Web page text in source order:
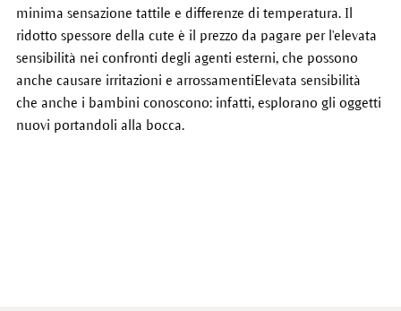
minima sensazione tattile e differenze di temperatura. Il
ridotto spessore della cute è il prezzo da pagare per l'elevata
sensibilità nei confronti degli agenti esterni, che possono
anche causare irritazioni e arrossamentiElevata sensibilità
che anche i bambini conoscono: infatti, esplorano gli oggetti
nuovi portandoli alla bocca.